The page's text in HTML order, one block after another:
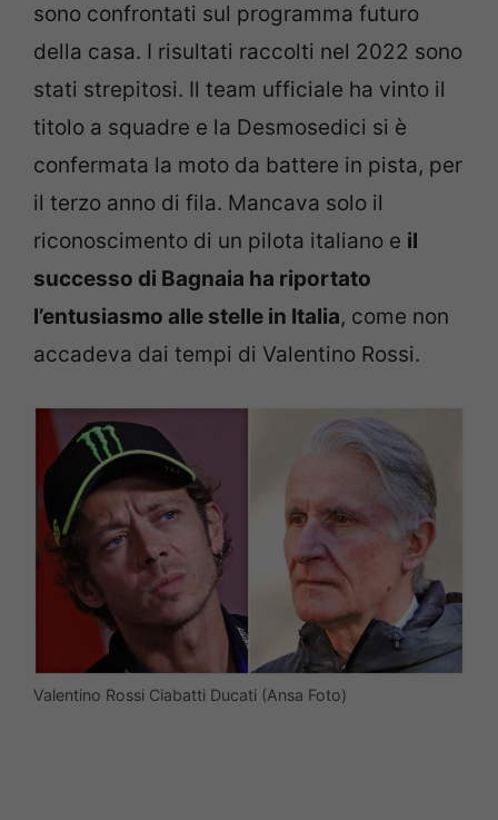
sono confrontati sul programma futuro
della casa. I risultati raccolti nel 2022 sono
stati strepitosi. Il team ufficiale ha vinto il
titolo a squadre e la Desmosedici si è
confermata la moto da battere in pista, per
il terzo anno di fila. Mancava solo il
riconoscimento di un pilota italiano e il
successo di Bagnaia ha riportato
l’entusiasmo alle stelle in Italia, come non
accadeva dai tempi di Valentino Rossi.
Valentino Rossi Ciabatti Ducati (Ansa Foto)